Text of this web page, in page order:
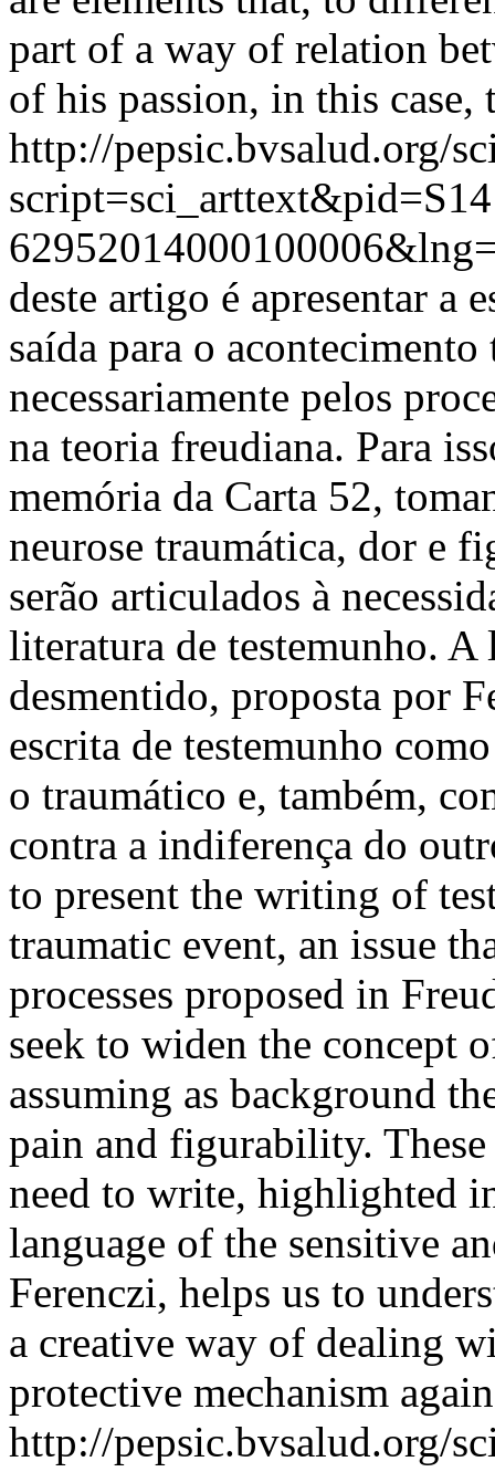
part of a way of relation
of his passion, in this
http://pepsic.bvsalud.org/
deste artigo é apresentar a
saída para o
necessariamente pelos
na teoria freudiana. Para
memória da Carta 52,
neurose traumática, dor e
serão articulados à
literatura de testemunho.
desmentido, proposta por
escrita de testemunho
o traumático e, também,
contra a indiferença do
to present the writing of
traumatic event, an issue
processes proposed in
seek to widen the concept
assuming as background
pain and figurability. These
need to write, highlighted
language of the sensitive
Ferenczi, helps us to
a creative way of dealing
protective mechanism
http://pepsic.bvsalud.org/